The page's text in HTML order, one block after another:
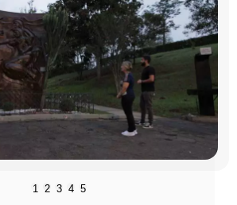
1 2 3 4 5